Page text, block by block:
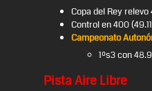
Copa del Rey relevo
Control en 400
Campeonato
1ºs3 con
Pista Aire Libre